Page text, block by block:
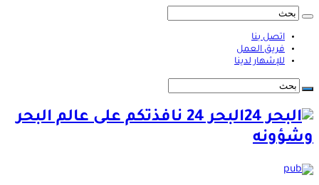
اتصل بنا
فريق العمل
للإشهار لدينا
البحر 24 نافذتكم على عالم البحر
وشؤونه